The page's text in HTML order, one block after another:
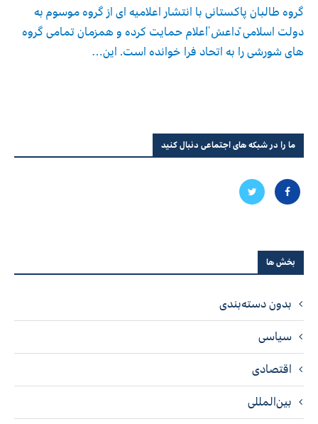
گروه طالبان پاکستانی با انتشار اعلامیه ای از گروه موسوم به
دولت اسلامی ̎داعش̎ اعلام حمایت کرده و همزمان تمامی گروه
های شورشی را به اتحاد فرا خوانده است. این…
ما را در شبکه های اجتماعی دنبال کنید
بخش ها
بدون دسته‌بندی
سیاسی
اقتصادی
بین‌المللی